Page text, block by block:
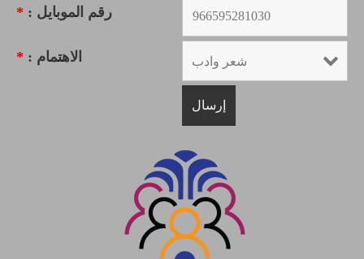
رقم الموبايل : *
الاهتمام : *